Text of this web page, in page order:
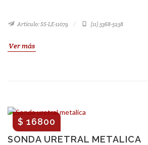
Artículo: SS-LE-11079 (11) 5368-5238
Ver más
SONDA URETRAL METALICA
$ 16800